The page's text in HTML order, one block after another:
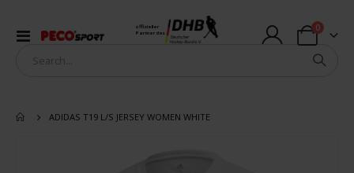
Navigation
offizieller
Partner des
Warenkorb
0Artikel
ADIDAS T19 L/S JERSEY WOMEN WHITE